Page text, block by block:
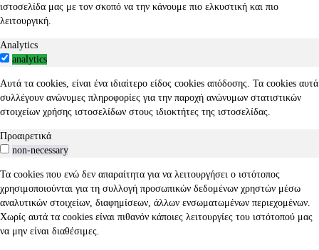
ιστοσελίδα μας με τον σκοπό να την κάνουμε πιο ελκυστική και πιο
λειτουργική.
Analytics
analytics
Αυτά τα cookies, είναι ένα ιδιαίτερο είδος cookies απόδοσης. Τα cookies αυτά
συλλέγουν ανώνυμες πληροφορίες για την παροχή ανώνυμων στατιστικών
στοιχείων χρήσης ιστοσελίδων στους ιδιοκτήτες της ιστοσελίδας.
Προαιρετικά
non-necessary
Τα cookies που ενώ δεν απαραίτητα για να λειτουργήσει ο ιστότοπος
χρησιμοποιούνται για τη συλλογή προσωπικών δεδομένων χρηστών μέσω
αναλυτικών στοιχείων, διαφημίσεων, άλλων ενσωματωμένων περιεχομένων.
Χωρίς αυτά τα cookies είναι πιθανόν κάποιες λειτουργίες του ιστότοπού μας
να μην είναι διαθέσιμες.